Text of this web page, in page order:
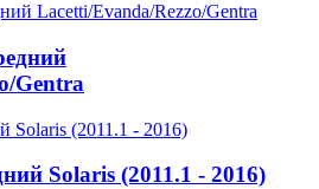
Gentra
Solaris (2011.1 - 2016)